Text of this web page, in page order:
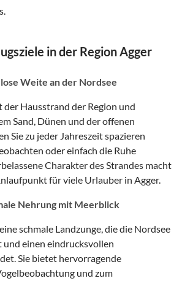
in der Region Agger
Weite an der Nordsee
der Hausstrand der Region und
Sand, Dünen und der offenen
Sie zu jeder Jahreszeit spazieren
oder einfach die Ruhe
Charakter des Strandes macht
für viele Urlauber in Agger.
Nehrung mit Meerblick
schmale Landzunge, die die Nordsee
einen eindrucksvollen
Sie bietet hervorragende
und zum